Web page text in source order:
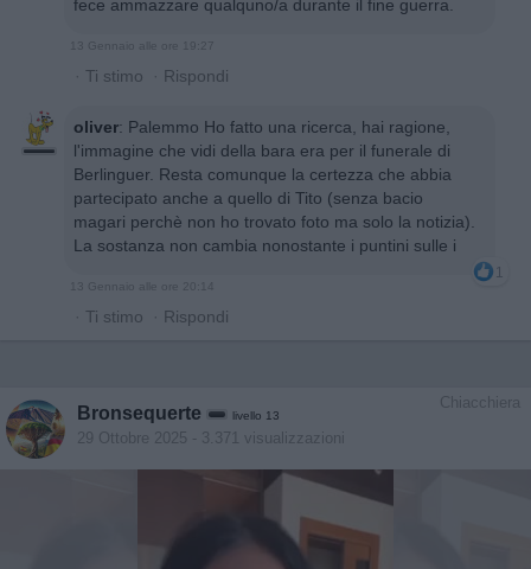
fece ammazzare qualquno/a durante il fine guerra.
13 Gennaio alle ore 19:27
· Ti stimo · Rispondi
oliver: Palemmo Ho fatto una ricerca, hai ragione,
l'immagine che vidi della bara era per il funerale di
Berlinguer. Resta comunque la certezza che abbia
partecipato anche a quello di Tito (senza bacio
magari perchè non ho trovato foto ma solo la notizia).
La sostanza non cambia nonostante i puntini sulle i
1
13 Gennaio alle ore 20:14
· Ti stimo · Rispondi
Chiacchiera
Bronsequerte livello 13
29 Ottobre 2025 - 3.371 visualizzazioni